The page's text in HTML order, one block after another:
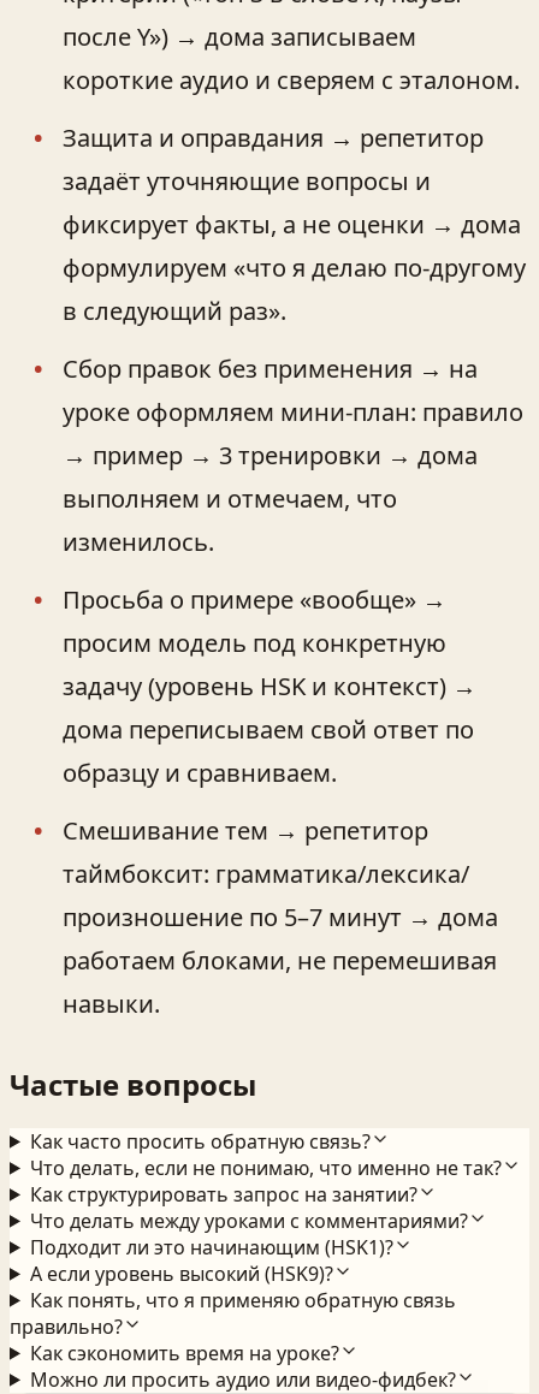
после Y») → дома записываем
короткие аудио и сверяем с эталоном.
Защита и оправдания → репетитор
задаёт уточняющие вопросы и
фиксирует факты, а не оценки → дома
формулируем «что я делаю по‑другому
в следующий раз».
Сбор правок без применения → на
уроке оформляем мини‑план: правило
→ пример → 3 тренировки → дома
выполняем и отмечаем, что
изменилось.
Просьба о примере «вообще» →
просим модель под конкретную
задачу (уровень HSK и контекст) →
дома переписываем свой ответ по
образцу и сравниваем.
Смешивание тем → репетитор
таймбоксит: грамматика/лексика/
произношение по 5–7 минут → дома
работаем блоками, не перемешивая
навыки.
Частые вопросы
Как часто просить обратную связь?
Что делать, если не понимаю, что именно не так?
Как структурировать запрос на занятии?
Что делать между уроками с комментариями?
Подходит ли это начинающим (HSK1)?
А если уровень высокий (HSK9)?
Как понять, что я применяю обратную связь
правильно?
Как сэкономить время на уроке?
Можно ли просить аудио или видео‑фидбек?